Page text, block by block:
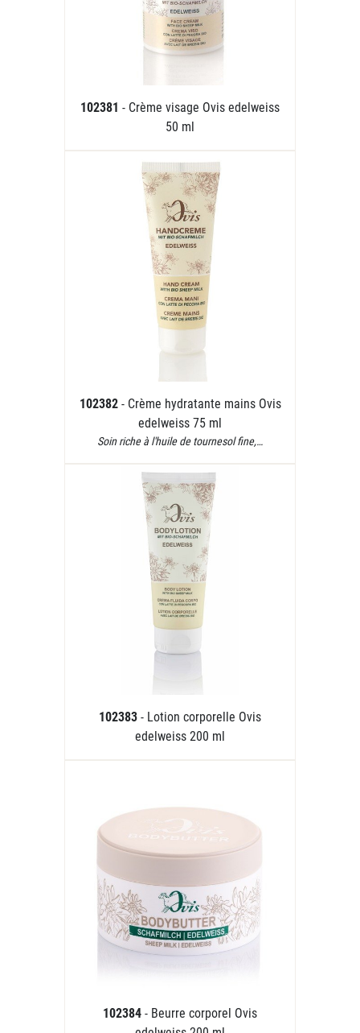
102381 - Crème visage Ovis edelweiss
50 ml
102382 - Crème hydratante mains Ovis
edelweiss 75 ml
Soin riche à l'huile de tournesol fine,…
102383 - Lotion corporelle Ovis
edelweiss 200 ml
102384 - Beurre corporel Ovis